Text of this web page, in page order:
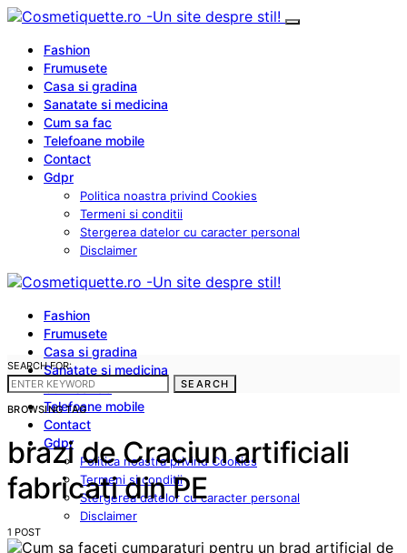
Fashion
Frumusete
Casa si gradina
Sanatate si medicina
Cum sa fac
Telefoane mobile
Contact
Gdpr
Politica noastra privind Cookies
Termeni si conditii
Stergerea datelor cu caracter personal
Disclaimer
Fashion
Frumusete
Casa si gradina
Sanatate si medicina
Cum sa fac
Telefoane mobile
Contact
Gdpr
Politica noastra privind Cookies
Termeni si conditii
Stergerea datelor cu caracter personal
Disclaimer
SEARCH FOR:
SEARCH
BROWSING TAG
brazi de Craciun artificiali
fabricati din PE
1 POST